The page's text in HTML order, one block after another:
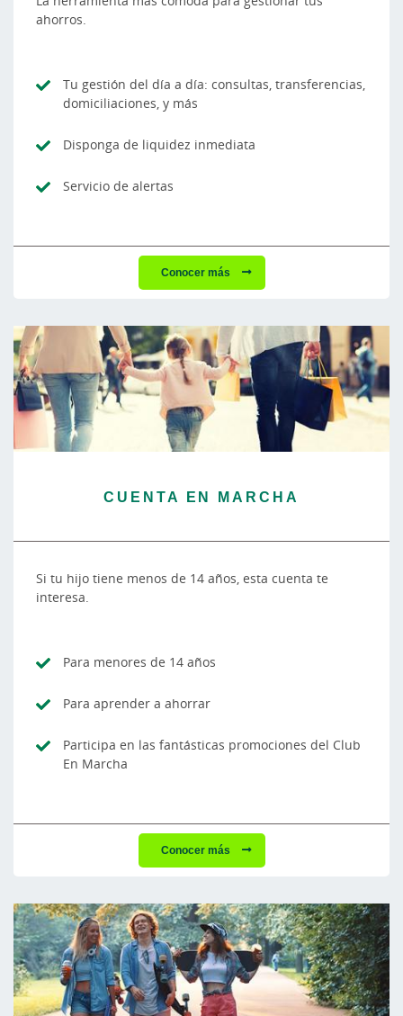
ahorros.
Tu gestión del día a día: consultas, transferencias,
domiciliaciones, y más
Disponga de liquidez inmediata
Servicio de alertas
Conocer más
CUENTA EN MARCHA
Si tu hijo tiene menos de 14 años, esta cuenta te
interesa.
Para menores de 14 años
Para aprender a ahorrar
Participa en las fantásticas promociones del Club
En Marcha
Conocer más